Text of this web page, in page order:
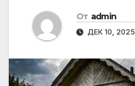
От admin
ДЕК 10, 2025